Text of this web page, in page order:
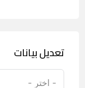
تعديل بيانات